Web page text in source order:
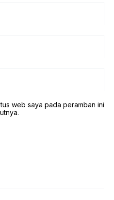
web saya pada peramban ini